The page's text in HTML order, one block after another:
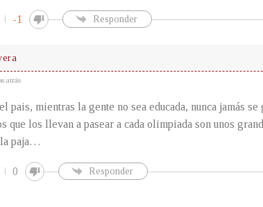
-1 Responder
atrás
pais, mientras la gente no sea educada, nunca jamás
que los llevan a pasear a cada olimpiada son unos
la paja…
0 Responder